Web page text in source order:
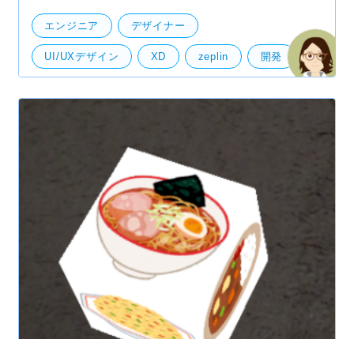
様、エンジニアの方々とのパーツ共有はどうなさって
ますか
エンジニア デザイナー
UI/UXデザイン XD zeplin 開発